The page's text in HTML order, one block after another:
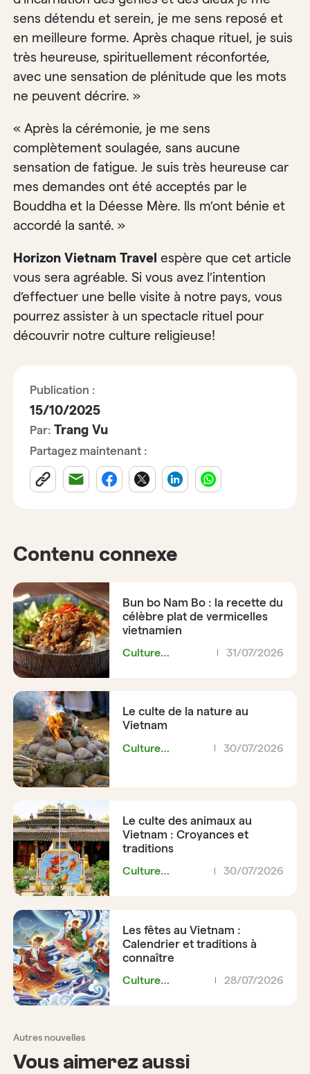
sens détendu et serein, je me sens reposé et
en meilleure forme. Après chaque rituel, je suis
très heureuse, spirituellement réconfortée,
avec une sensation de plénitude que les mots
ne peuvent décrire. »
« Après la cérémonie, je me sens
complètement soulagée, sans aucune
sensation de fatigue. Je suis très heureuse car
mes demandes ont été acceptés par le
Bouddha et la Déesse Mère. Ils m’ont bénie et
accordé la santé. »
Horizon Vietnam Travel espère que cet article
vous sera agréable. Si vous avez l’intention
d’effectuer une belle visite à notre pays, vous
pourrez assister à un spectacle rituel pour
découvrir notre culture religieuse!
Publication :
15/10/2025
Par: Trang Vu
Partagez maintenant :
Contenu connexe
Bun bo Nam Bo : la recette du
célèbre plat de vermicelles
vietnamien
Culture
31/07/2026
Le culte de la nature au
Vietnam
Culture
30/07/2026
Le culte des animaux au
Vietnam : Croyances et
traditions
Culture
30/07/2026
Les fêtes au Vietnam :
Calendrier et traditions à
connaître
Culture
28/07/2026
Autres nouvelles
Vous aimerez aussi